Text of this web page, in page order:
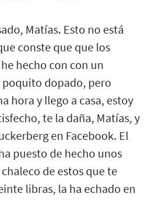
Matías. Esto no está
conste que que los
hecho con con un
dopado, pero
hora y llego a casa, estoy
te la daña, Matías, y
en Facebook. El
puesto de hecho unos
de estos que te
libras, la ha echado en